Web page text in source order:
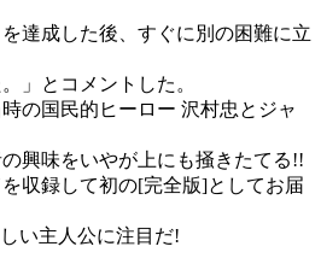
達成した後、すぐに別の困難に立
」とコメントした。
の国民的ヒーロー 沢村忠とジャ
興味をいやが上にも掻きたてる!!
収録して初の[完全版]としてお届
い主人公に注目だ!